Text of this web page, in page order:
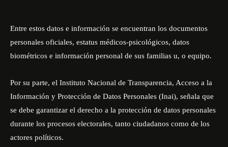
Entre estos datos e información se encuentran los documentos
personales oficiales, estatus médicos-psicológicos, datos
biométricos e información personal de sus familias u, o equipo.
Por su parte, el Instituto Nacional de Transparencia, Acceso a la
Información y Protección de Datos Personales (Inai), señala que
se debe garantizar el derecho a la protección de datos personales
durante los procesos electorales, tanto ciudadanos como de los
actores políticos.